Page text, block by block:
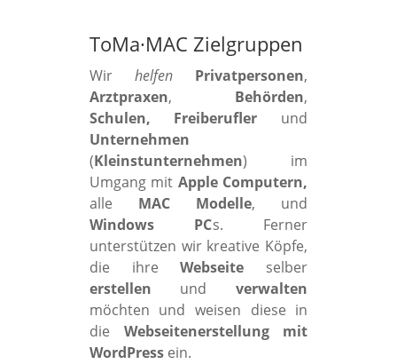
ToMa·MAC Zielgruppen
Wir helfen Privatpersonen,
Arztpraxen, Behörden,
Schulen, Freiberufler und
Unternehmen
(Kleinstunternehmen) im
Umgang mit Apple Computern,
alle MAC Modelle, und
Windows PCs. Ferner
unterstützen wir kreative Köpfe,
die ihreWebseite selber
erstellen undverwalten
möchten und weisen diese in
die Webseitenerstellung mit
WordPressein.